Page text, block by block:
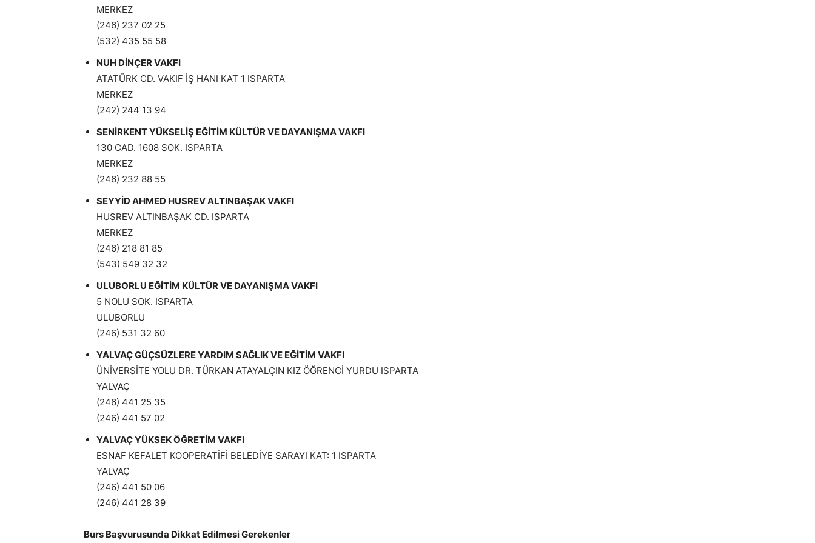
MERKEZ
(246) 237 02 25
(532) 435 55 58
NUH DİNÇER VAKFI
ATATÜRK CD. VAKIF İŞ HANI KAT 1 ISPARTA
MERKEZ
(242) 244 13 94
SENİRKENT YÜKSELİŞ EĞİTİM KÜLTÜR VE DAYANIŞMA VAKFI
130 CAD. 1608 SOK. ISPARTA
MERKEZ
(246) 232 88 55
SEYYİD AHMED HUSREV ALTINBAŞAK VAKFI
HUSREV ALTINBAŞAK CD. ISPARTA
MERKEZ
(246) 218 81 85
(543) 549 32 32
ULUBORLU EĞİTİM KÜLTÜR VE DAYANIŞMA VAKFI
5 NOLU SOK. ISPARTA
ULUBORLU
(246) 531 32 60
YALVAÇ GÜÇSÜZLERE YARDIM SAĞLIK VE EĞİTİM VAKFI
ÜNİVERSİTE YOLU DR. TÜRKAN ATAYALÇIN KIZ ÖĞRENCİ YURDU ISPARTA
YALVAÇ
(246) 441 25 35
(246) 441 57 02
YALVAÇ YÜKSEK ÖĞRETİM VAKFI
ESNAF KEFALET KOOPERATİFİ BELEDİYE SARAYI KAT: 1 ISPARTA
YALVAÇ
(246) 441 50 06
(246) 441 28 39
Burs Başvurusunda Dikkat Edilmesi Gerekenler